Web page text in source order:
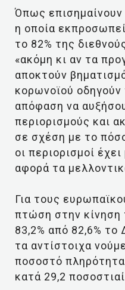
Όπως επισημαίνουν
η οποία
το 82% της
«ακόμη κι αν τα
αποκτούν
κορωνοϊού οδηγούν
απόφαση να
περιορισμούς και
σε σχέση με το
οι περιορισμοί
αφορά τα
Για τους
πτώση στην κίνηση
83,2% από 82,6%
τα αντίστοιχα
ποσοστό
κατά 29,2